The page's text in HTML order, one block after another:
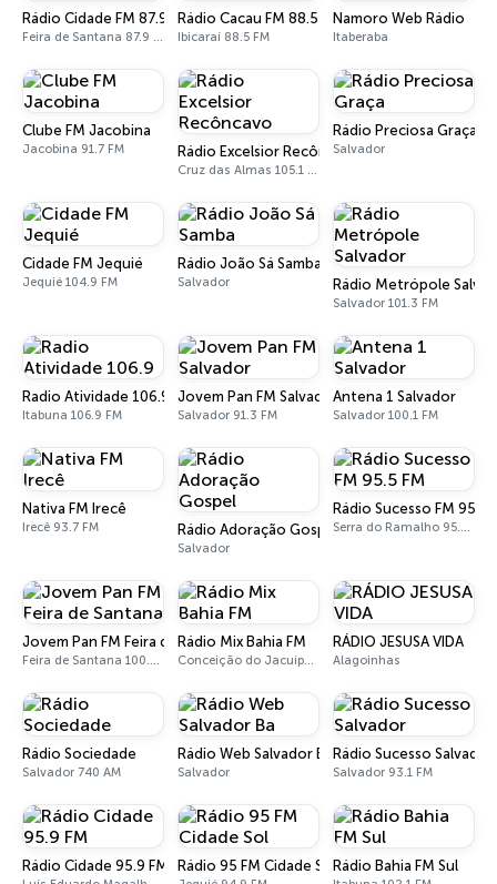
Rádio Cidade FM 87.9
Feira de Santana 87.9 FM
Rádio Cacau FM 88.5
Ibicaraí 88.5 FM
Namoro Web Rádio
Itaberaba
Clube FM Jacobina
Jacobina 91.7 FM Rádio Excelsior Recôncavo
Cruz das Almas 105.1 FM
Rádio Preciosa Graça
Salvador
Cidade FM Jequié
Jequié 104.9 FM
Rádio João Sá Samba
Salvador Rádio Metrópole
Salvador 101.3 FM
Radio Atividade 106.9
Itabuna 106.9 FM
Jovem Pan FM Salvador
Salvador 91.3 FM
Antena 1 Salvador
Salvador 100.1 FM
Nativa FM Irecê
Irecê 93.7 FM Rádio Adoração Gospel
Salvador
Rádio Sucesso FM 95.5
Serra do Ramalho 95.5 FM
Jovem Pan FM Feira de Santana
Feira de Santana 100.9 FM
Rádio Mix Bahia FM
Conceição do Jacuípe 89.9 FM
RÁDIO JESUSA VIDA
Alagoinhas
Rádio Sociedade
Salvador 740 AM
Rádio Web Salvador Ba
Salvador
Rádio Sucesso Salvador
Salvador 93.1 FM
Rádio Cidade 95.9 FM Rádio 95 FM Cidade SolRádio Bahia FM Sul